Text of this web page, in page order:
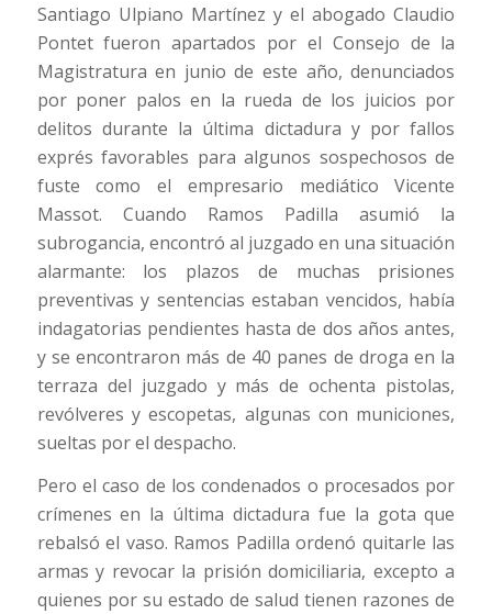
Santiago Ulpiano Martínez y el abogado Claudio
Pontet fueron apartados por el Consejo de la
Magistratura en junio de este año, denunciados
por poner palos en la rueda de los juicios por
delitos durante la última dictadura y por fallos
exprés favorables para algunos sospechosos de
fuste como el empresario mediático Vicente
Massot. Cuando Ramos Padilla asumió la
subrogancia, encontró al juzgado en una situación
alarmante: los plazos de muchas prisiones
preventivas y sentencias estaban vencidos, había
indagatorias pendientes hasta de dos años antes,
y se encontraron más de 40 panes de droga en la
terraza del juzgado y más de ochenta pistolas,
revólveres y escopetas, algunas con municiones,
sueltas por el despacho.
Pero el caso de los condenados o procesados por
crímenes en la última dictadura fue la gota que
rebalsó el vaso. Ramos Padilla ordenó quitarle las
armas y revocar la prisión domiciliaria, excepto a
quienes por su estado de salud tienen razones de